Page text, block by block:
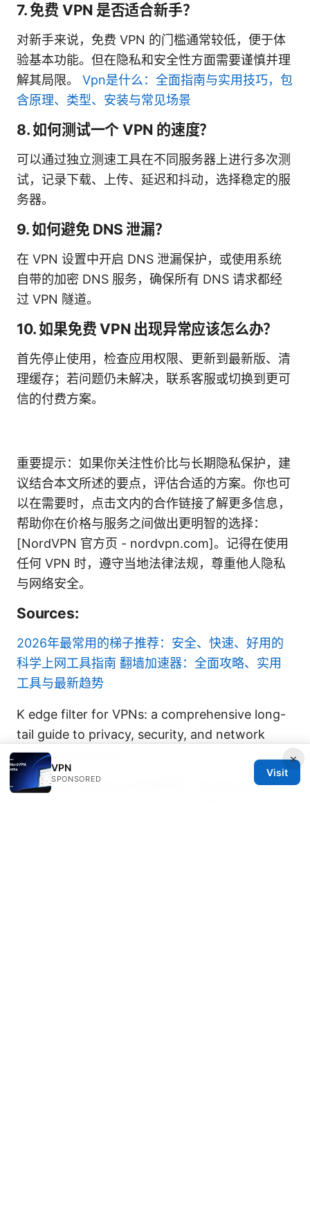
7. 免费 VPN 是否适合新手？
对新手来说，免费 VPN 的门槛通常较低，便于体
验基本功能。但在隐私和安全性方面需要谨慎并理
解其局限。 Vpn是什么：全面指南与实用技巧，包
含原理、类型、安装与常见场景
8. 如何测试一个 VPN 的速度？
可以通过独立测速工具在不同服务器上进行多次测
试，记录下载、上传、延迟和抖动，选择稳定的服
务器。
9. 如何避免 DNS 泄漏？
在 VPN 设置中开启 DNS 泄漏保护，或使用系统
自带的加密 DNS 服务，确保所有 DNS 请求都经
过 VPN 隧道。
10. 如果免费 VPN 出现异常应该怎么办？
首先停止使用，检查应用权限、更新到最新版、清
理缓存；若问题仍未解决，联系客服或切换到更可
信的付费方案。
重要提示：如果你关注性价比与长期隐私保护，建
议结合本文所述的要点，评估合适的方案。你也可
以在需要时，点击文内的合作链接了解更多信息，
帮助你在价格与服务之间做出更明智的选择：
[NordVPN 官方页 - nordvpn.com]。记得在使用
任何 VPN 时，遵守当地法律法规，尊重他人隐私
与网络安全。
Sources:
2026年最常用的梯子推荐：安全、快速、好用的
科学上网工具指南 翻墙加速器：全面攻略、实用
工具与最新趋势
K edge filter for VPNs: a comprehensive long-
tail guide to privacy, security, and network
edge optimization
六尺巷vpn windows 完整指南：在 Windows 上
×
VPN
SPONSORED
Visit